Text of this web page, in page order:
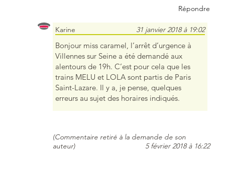
Répondre
Karine 31 janvier 2018 à 19:02
Bonjour miss caramel, l’arrêt d’urgence à
Villennes sur Seine a été demandé aux
alentours de 19h. C’est pour cela que les
trains MELU et LOLA sont partis de Paris
Saint-Lazare. Il y a, je pense, quelques
erreurs au sujet des horaires indiqués.
(Commentaire retiré à la demande de son
auteur)
5 février 2018 à 16:22